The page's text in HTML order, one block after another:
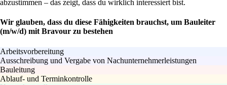
abzustimmen – das zeigt, dass du wirklich interessiert bist.
Wir glauben, dass du diese Fähigkeiten brauchst, um Bauleiter
(m/w/d) mit Bravour zu bestehen
Arbeitsvorbereitung
Ausschreibung und Vergabe von Nachunternehmerleistungen
Bauleitung
Ablauf- und Terminkontrolle